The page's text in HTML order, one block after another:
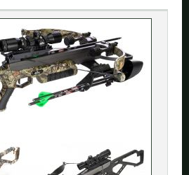
Slowakei |
Spanien |€
Ungarn |